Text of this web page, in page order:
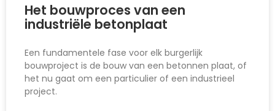
Het bouwproces van een
industriële betonplaat
Een fundamentele fase voor elk burgerlijk
bouwproject is de bouw van een betonnen plaat, of
het nu gaat om een particulier of een industrieel
project.